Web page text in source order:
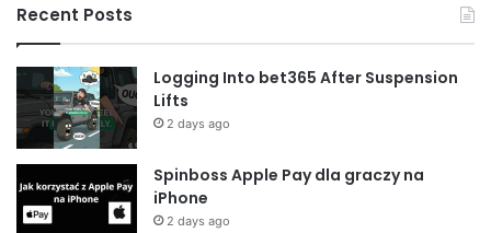
Recent Posts
Logging Into bet365 After Suspension
Lifts
2 days ago
Spinboss Apple Pay dla graczy na
iPhone
2 days ago